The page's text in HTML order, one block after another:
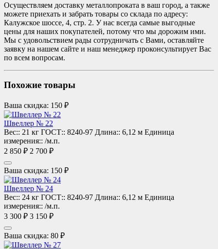
Осуществляем доставку металлопроката в ваш город, а также
можете приехать и забрать товары со склада по адресу:
Калужское шоссе, 4, стр. 2. У нас всегда самые выгодные
цены для наших покупателей, потому что мы дорожим ими.
Мы с удовольствием рады сотрудничать с Вами, оставляйте
заявку на нашем сайте и наш менеджер проконсультирует Вас
по всем вопросам.
Похожие товары
Ваша скидка: 150 ₽
Швеллер № 22
Вес:: 21 кг ГОСТ:: 8240-97 Длина:: 6,12 м Единица
измерения:: /м.п.
2 850 ₽ 2 700 ₽
Ваша скидка: 150 ₽
Швеллер № 24
Вес:: 24 кг ГОСТ:: 8240-97 Длина:: 6,12 м Единица
измерения:: /м.п.
3 300 ₽ 3 150 ₽
Ваша скидка: 80 ₽